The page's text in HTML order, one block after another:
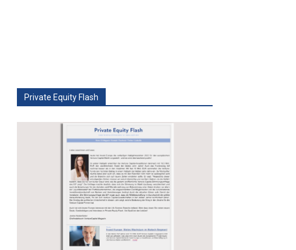
Private Equity Flash